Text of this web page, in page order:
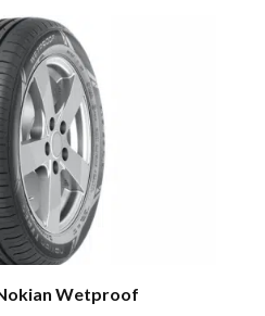
Wetproof